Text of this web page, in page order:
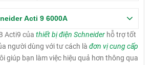
Acti 9 6000A
Acti9 của thiết bị điện Schneider hỗ trợ tốt
người dùng với tư cách là đơn vị cung cấp
giúp bạn làm việc hiệu quả hơn thông qua